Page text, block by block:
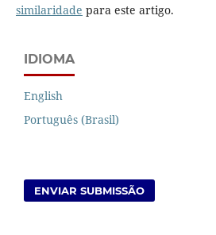
similaridade para este artigo.
IDIOMA
English
Português (Brasil)
ENVIAR SUBMISSÃO